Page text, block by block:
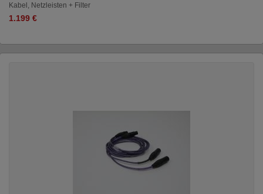
Kabel, Netzleisten + Filter
1.199 €